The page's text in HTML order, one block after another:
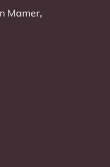
Mamer,